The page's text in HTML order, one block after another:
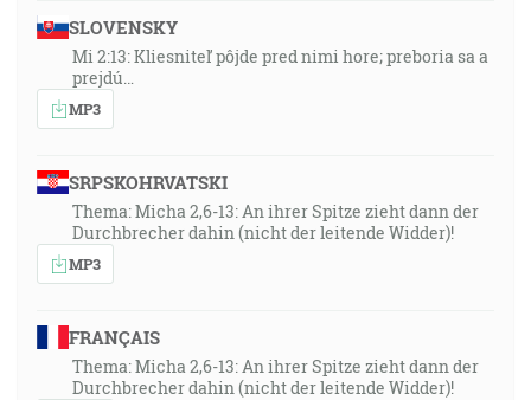
SLOVENSKY
Mi 2:13: Kliesniteľ pôjde pred nimi hore; preboria sa a
prejdú…
MP3
SRPSKOHRVATSKI
Thema: Micha 2,6-13: An ihrer Spitze zieht dann der
Durchbrecher dahin (nicht der leitende Widder)!
MP3
FRANÇAIS
Thema: Micha 2,6-13: An ihrer Spitze zieht dann der
Durchbrecher dahin (nicht der leitende Widder)!